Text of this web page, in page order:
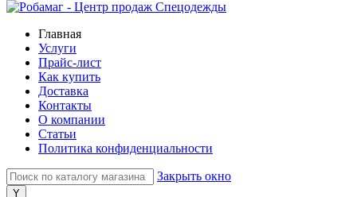
Главная
Услуги
Прайс-лист
Как купить
Доставка
Контакты
О компании
Статьи
Политика конфиденциальности
Закрыть окно